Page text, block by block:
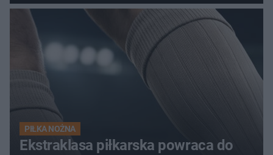
spotkania?
PIŁKA NOŻNA
Ekstraklasa piłkarska powraca do